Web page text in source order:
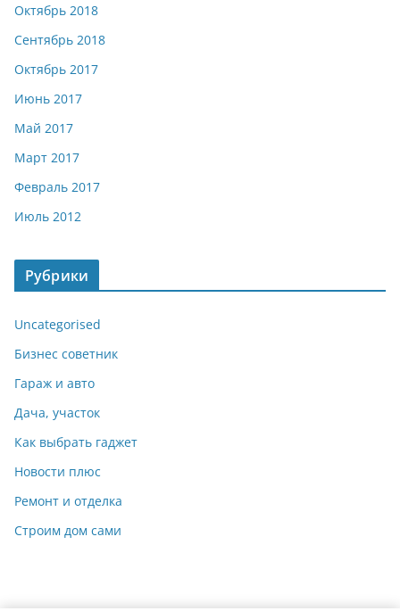
Октябрь 2018
Сентябрь 2018
Октябрь 2017
Июнь 2017
Май 2017
Март 2017
Февраль 2017
Июль 2012
Рубрики
Uncategorised
Бизнес советник
Гараж и авто
Дача, участок
Как выбрать гаджет
Новости плюс
Ремонт и отделка
Строим дом сами